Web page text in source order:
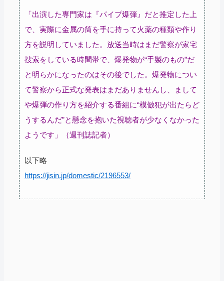
「出演した専門家は『パイプ爆弾』だと推定した上
で、実際に金属の筒を手に持って火薬の種類や作り
方を説明していました。放送当時はまだ警察が家宅
捜索をしている時間帯で、爆発物が“手製のもの”だ
と明らかになったのはその後でした。爆発物につい
て警察から正式な発表はまだありませんし、まして
や爆弾の作り方を紹介する番組に“模倣犯が出たらど
うするんだ”と懸念を抱いた視聴者が少なくなかった
ようです」（週刊誌記者）
以下略
https://jisin.jp/domestic/2196553/